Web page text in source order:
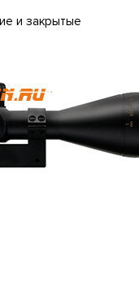
и закрытые